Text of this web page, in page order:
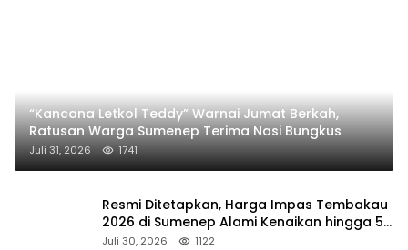
“Kancana Letkol Teddy” Warnai Jumat Berkah,
Ratusan Warga Sumenep Terima Nasi Bungkus
Juli 31, 2026 1741
Resmi Ditetapkan, Harga Impas Tembakau
2026 di Sumenep Alami Kenaikan hingga 5
Persen
Juli 30, 2026 1122